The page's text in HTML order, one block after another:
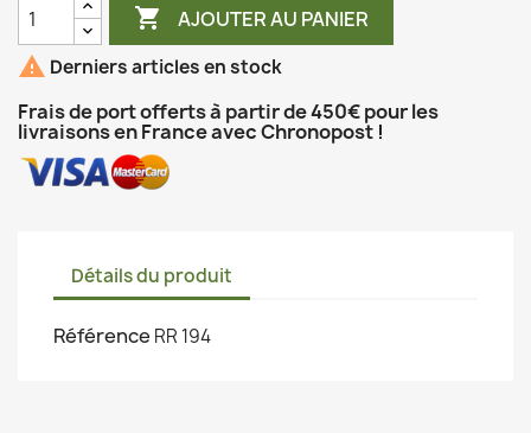
 AJOUTER AU PANIER
 Derniers articles en stock
Frais de port offerts à partir de 450€ pour les
livraisons en France avec Chronopost !
Détails du produit
Référence RR 194